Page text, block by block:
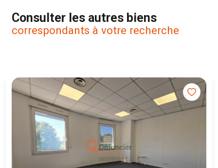
Consulter les autres biens
correspondants à votre recherche